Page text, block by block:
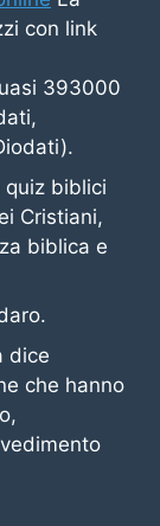
con link
393000
quiz biblici
Cristiani,
biblica e
dice
che hanno